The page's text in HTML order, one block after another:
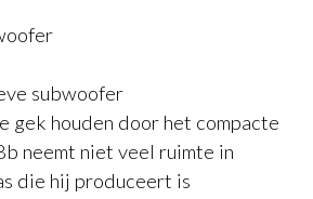
subwoofer
gek houden door het compacte
neemt niet veel ruimte in
die hij produceert is